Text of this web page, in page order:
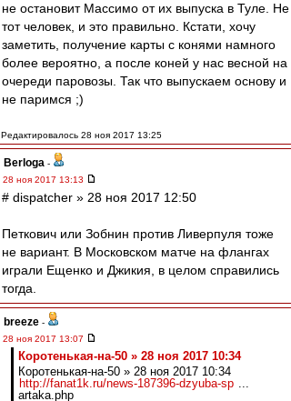
не остановит Массимо от их выпуска в Туле. Не
тот человек, и это правильно. Кстати, хочу
заметить, получение карты с конями намного
более вероятно, а после коней у нас весной на
очереди паровозы. Так что выпускаем основу и
не паримся ;)
Редактировалось 28 ноя 2017 13:25
Berloga -
28 ноя 2017 13:13
# dispatcher » 28 ноя 2017 12:50
Петкович или Зобнин против Ливерпуля тоже
не вариант. В Московском матче на флангах
играли Ещенко и Джикия, в целом справились
тогда.
breeze -
28 ноя 2017 13:07
Коротенькая-на-50 » 28 ноя 2017 10:34
Коротенькая-на-50 » 28 ноя 2017 10:34
http://fanat1k.ru/news-187396-dzyuba-sp ...
artaka.php